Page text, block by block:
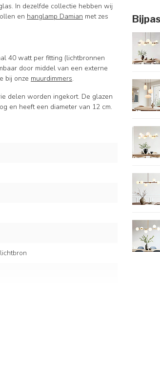
In dezelfde collectie hebben wij
en hanglamp Damian met zes
40 watt per fitting (lichtbronnen
door middel van een externe
bij onze muurdimmers.
delen worden ingekort. De glazen
en heeft een diameter van 12 cm.